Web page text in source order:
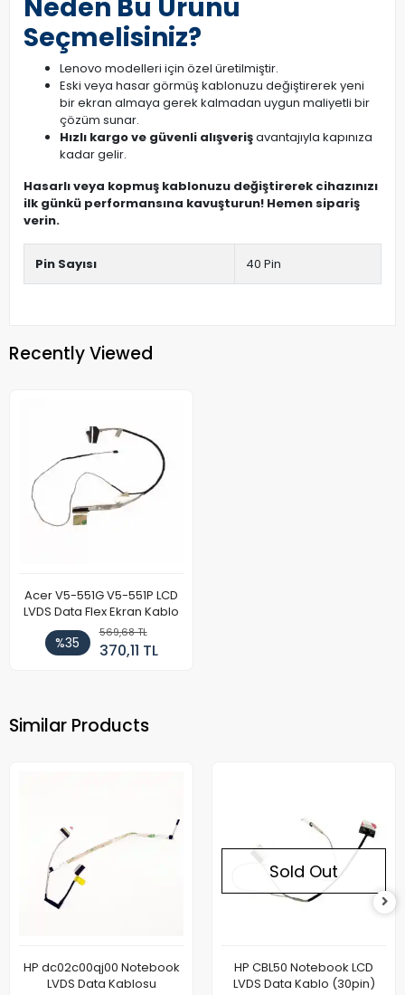
Neden Bu Ürünü
Seçmelisiniz?
Lenovo modelleri için özel üretilmiştir.
Eski veya hasar görmüş kablonuzu değiştirerek yeni
bir ekran almaya gerek kalmadan uygun maliyetli bir
çözüm sunar.
Hızlı kargo ve güvenli alışverişavantajıyla kapınıza
kadar gelir.
Hasarlı veya kopmuş kablonuzu değiştirerek cihazınızı
ilk günkü performansına kavuşturun! Hemen sipariş
verin.
Pin Sayısı 40 Pin
Recently Viewed
Acer V5-551G V5-551P LCD
LVDS Data Flex Ekran Kablo
%35
569,68 TL
370,11 TL
Similar Products
HP dc02c00qj00 Notebook
LVDS Data Kablosu
Sold Out
HP CBL50 Notebook LCD
LVDS Data Kablo (30pin)